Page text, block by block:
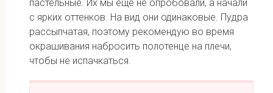
пастельные. Их мы еще не опробовали, а начали
с ярких оттенков. На вид они одинаковые. Пудра
рассыпчатая, поэтому рекомендую во время
окрашивания набросить полотенце на плечи,
чтобы не испачкаться.